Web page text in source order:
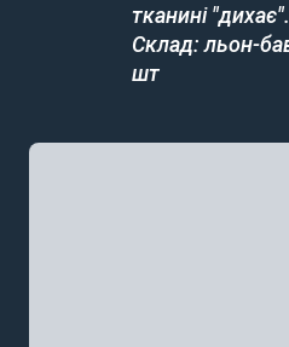
тканині
Склад: льон-
шт